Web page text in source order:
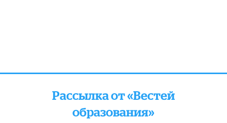
Рассылка от «Вестей
образования»